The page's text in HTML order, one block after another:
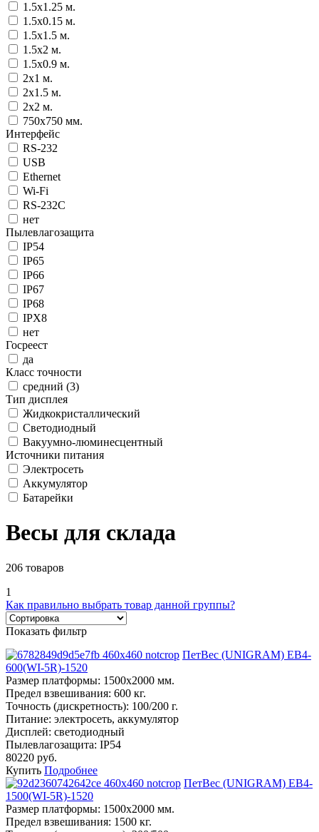
1.5x1.25 м.
1.5x0.15 м.
1.5x1.5 м.
1.5x2 м.
1.5x0.9 м.
2x1 м.
2x1.5 м.
2x2 м.
750x750 мм.
Интерфейс
RS-232
USB
Ethernet
Wi-Fi
RS-232C
нет
Пылевлагозащита
IP54
IP65
IP66
IP67
IP68
IPX8
нет
Госреест
да
Класс точности
средний (3)
Тип дисплея
Жидкокристаллический
Светодиодный
Вакуумно-люминесцентный
Источники питания
Электросеть
Аккумулятор
Батарейки
Весы для склада
206 товаров
1
Как правильно выбрать товар данной группы?
Показать фильтр
ПетВес (UNIGRAM) ЕВ4-
600(WI-5R)-1520
Размер платформы: 1500х2000 мм.
Предел взвешивания: 600 кг.
Точность (дискретность): 100/200 г.
Питание: электросеть, аккумулятор
Дисплей: светодиодный
Пылевлагозащита: IP54
80220 руб.
Купить Подробнее
ПетВес (UNIGRAM) ЕВ4-
1500(WI-5R)-1520
Размер платформы: 1500х2000 мм.
Предел взвешивания: 1500 кг.